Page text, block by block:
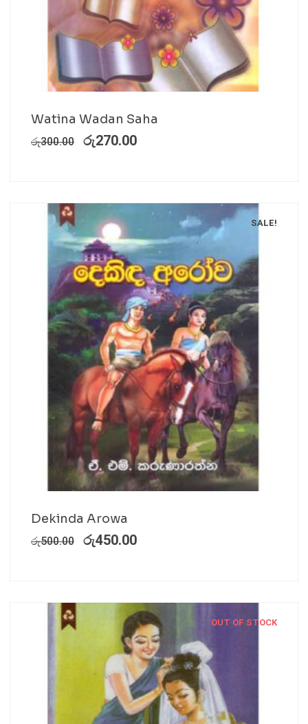
Watina Wadan Saha
රු300.00 රු270.00
SALE!
Dekinda Arowa
රු500.00 රු450.00
OUT OF STOCK